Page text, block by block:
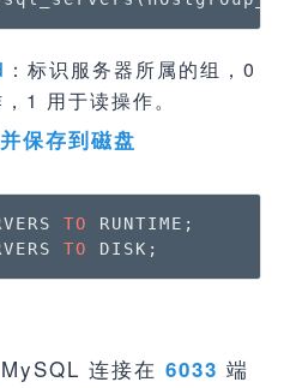
：标识服务器所属的组，0
1 用于读操作。
保存到磁盘
TO
RUNTIME;
TO DISK;
连接在 6033 端